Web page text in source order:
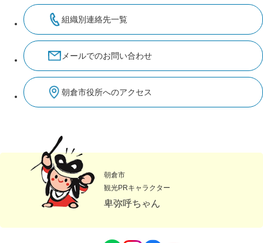
組織別連絡先一覧
メールでのお問い合わせ
朝倉市役所へのアクセス
朝倉市
観光PRキャラクター
卑弥呼ちゃん